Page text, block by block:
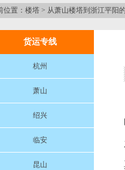
位置： 楼塔 > 从萧山楼塔到浙江平阳
货运专线
杭州
萧山
绍兴
临安
昆山